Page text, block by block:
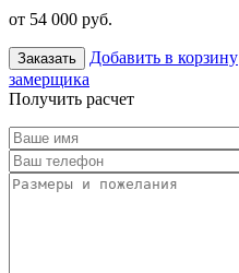
от 54 000 руб.
Заказать Добавить в корзину
замерщика
Получить расчет